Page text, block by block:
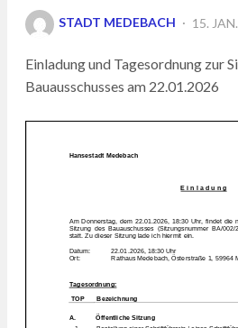
STADT MEDEBACH
POSTED
15.
Einladung und Tagesordnung zur
Bauausschusses am 22.01.2026